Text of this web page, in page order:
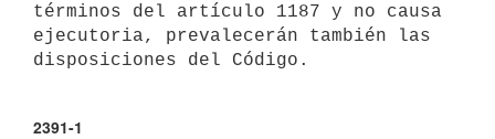
términos del artículo 1187 y no causa
ejecutoria, prevalecerán también las
2391-1